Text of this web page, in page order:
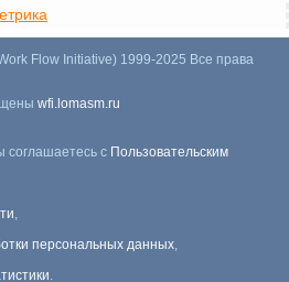
Flow Initiative) 1999-2025 Все права
wfi.lomasm.ru
соглашаетесь с Пользовательским
персональных данных